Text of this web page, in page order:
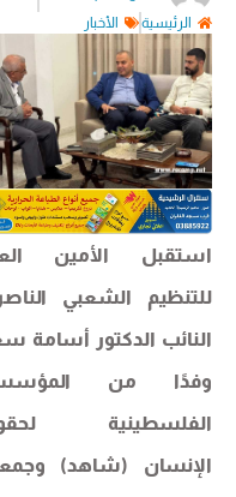
الرئيسية
الأخبار
استقبل الأمين العام
للتنظيم الشعبي الناصري
النائب الدكتور أسامة سعد
وفدًا من المؤسسة
الفلسطينية لحقوق
الإنسان (شاهد) وجمعية